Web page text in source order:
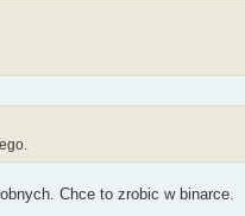
Chce to zrobic w binarce.